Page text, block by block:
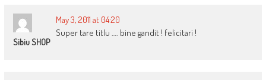
Sibiu SHOP
May 3, 2011 at 04:20
Super tare titlu …. bine gandit ! felicitari !